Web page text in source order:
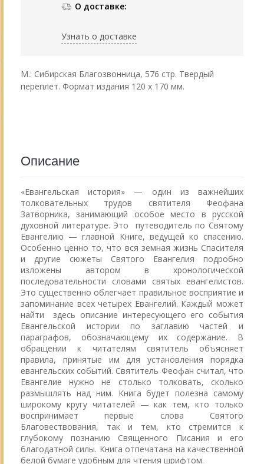
О доставке:
Узнать о доставке
М.: Сибирская Благозвонница, 576 стр. Твердый
переплет. Формат издания 120 х 170 мм.
Описание
«Евангельская история» — один из важнейших
толковательных трудов святителя Феофана
Затворника, занимающий особое место в русской
духовной литературе. Это путеводитель по Святому
Евангелию — главной Книге, ведущей ко спасению.
Особенно ценно то, что вся земная жизнь Спасителя
и другие сюжеты Святого Евангелия подробно
изложены автором в хронологической
последовательности словами святых евангелистов.
Это существенно облегчает правильное восприятие и
запоминание всех четырех Евангелий. Каждый может
найти здесь описание интересующего его события
Евангельской истории по заглавию частей и
параграфов, обозначающему их содержание. В
обращении к читателям святитель объясняет
правила, принятые им для установления порядка
евангельских событий. Святитель Феофан считал, что
Евангелие нужно не столько толковать, сколько
размышлять над ним. Книга будет полезна самому
широкому кругу читателей — как тем, кто только
воспринимает первые слова Святого
Благовествования, так и тем, кто стремится к
глубокому познанию Священного Писания и его
благодатной силы. Книга отпечатана на качественной
белой бумаге удобным для чтения шрифтом.